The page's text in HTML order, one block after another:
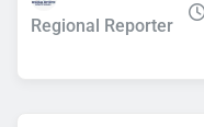
Regional Reporter